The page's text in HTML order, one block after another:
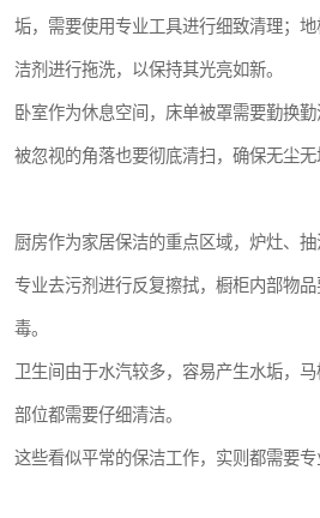
垢，需要使用专业工具进行细致清理；
洁剂进行拖洗，以保持其光亮如新。
卧室作为休息空间，床单被罩需要勤换
被忽视的角落也要彻底清扫，确保无尘无
厨房作为家居保洁的重点区域，炉灶、
专业去污剂进行反复擦拭，橱柜内部物
毒。
卫生间由于水汽较多，容易产生水垢，
部位都需要仔细清洁。
这些看似平常的保洁工作，实则都需要专